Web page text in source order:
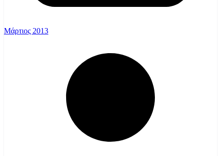
Μάρτιος 2013